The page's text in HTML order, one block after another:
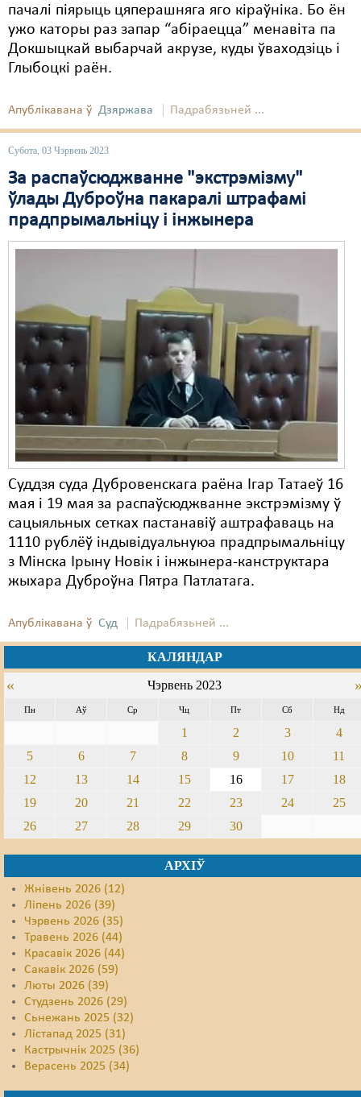
пачалі піярыць цяперашняга яго кіраўніка. Бо ён
ужо каторы раз запар “абіраецца” менавіта па
Докшыцкай выбарчай акрузе, куды ўваходзіць і
Глыбоцкі раён.
Апублікавана ў Дзяржава Падрабязьней ...
Субота, 03 Чэрвень 2023
За распаўсюджванне "экстрэмізму"
ўлады Дуброўна пакаралі штрафамі
прадпрымальніцу і інжынера
Суддзя суда Дубровенскага раёна Ігар Татаеў 16
мая і 19 мая за распаўсюджванне экстрэмізму ў
сацыяльных сетках пастанавіў аштрафаваць на
1110 рублёў індывідуальнуюа прадпрымальніцу
з Мінска Ірыну Новік і інжынера-канструктара
жыхара Дуброўна Пятра Патлатага.
Апублікавана ў Суд Падрабязьней ...
КАЛЯНДАР
« Чэрвень 2023
Пн Аў Ср Чц Пт Сб Нд
1 2 3
4
5
6 7 8 9 10
11
12
13 14 15 16 17
18
19
20 21 22 23 24
25
26
27 28 29 30
АРХІЎ
Жнівень 2026 (12)
Ліпень 2026 (39)
Чэрвень 2026 (35)
Травень 2026 (44)
Красавік 2026 (44)
Сакавік 2026 (59)
Люты 2026 (39)
Студзень 2026 (29)
Сьнежань 2025 (32)
Лістапад 2025 (31)
Кастрычнік 2025 (36)
Верасень 2025 (34)